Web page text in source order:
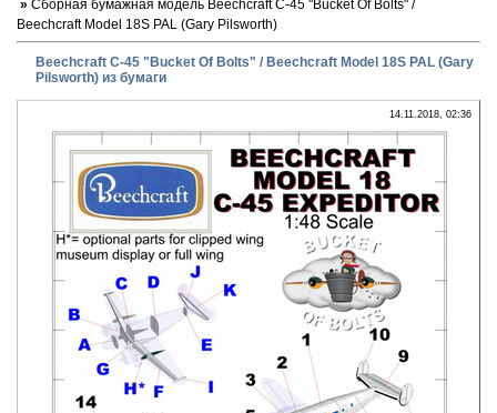
Сборная бумажная модель Beechcraft C-45 "Bucket Of Bolts" /
Beechcraft Model 18S PAL (Gary Pilsworth)
Beechcraft C-45 "Bucket Of Bolts" / Beechcraft Model 18S PAL (Gary
Pilsworth) из бумаги
14.11.2018, 02:36